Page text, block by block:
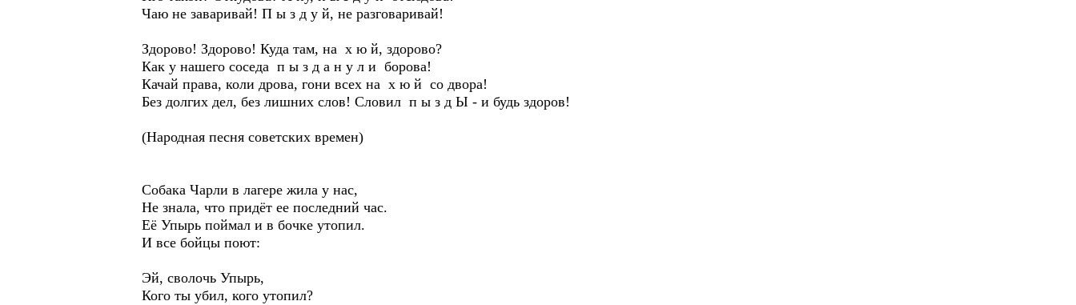
Чаю не заваривай! П ы з д у й, не разговаривай!
Здорово! Здорово! Куда там, на х ю й, здорово?
Как у нашего соседа п ы з д а н у л и борова!
Качай права, коли дрова, гони всех на х ю й со двора!
Без долгих дел, без лишних слов! Словил п ы з д Ы - и будь здоров!
(Народная песня советских времен)
Собака Чарли в лагере жила у нас,
Не знала, что придёт ее последний час.
Её Упырь поймал и в бочке утопил.
И все бойцы поют:
Эй, сволочь Упырь,
Кого ты убил, кого утопил?